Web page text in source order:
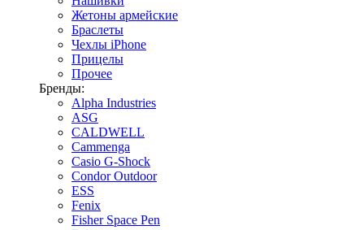
Жетоны армейские
Браслеты
Чехлы iPhone
Прицелы
Прочее
Бренды:
Alpha Industries
ASG
CALDWELL
Cammenga
Casio G-Shock
Condor Outdoor
ESS
Fenix
Fisher Space Pen